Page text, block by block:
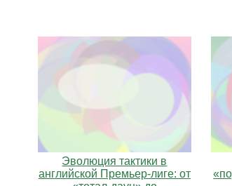
Эволюция тактики в
английской Премьер‑лиге: от